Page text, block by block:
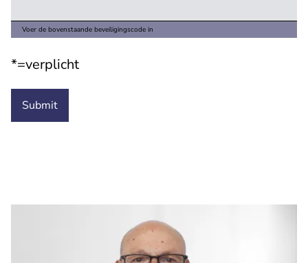
Voer de bovenstaande beveiligingscode in
*=verplicht